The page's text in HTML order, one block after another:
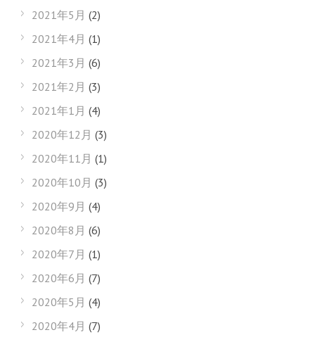
2021年5月 (2)
2021年4月 (1)
2021年3月 (6)
2021年2月 (3)
2021年1月 (4)
2020年12月 (3)
2020年11月 (1)
2020年10月 (3)
2020年9月 (4)
2020年8月 (6)
2020年7月 (1)
2020年6月 (7)
2020年5月 (4)
2020年4月 (7)